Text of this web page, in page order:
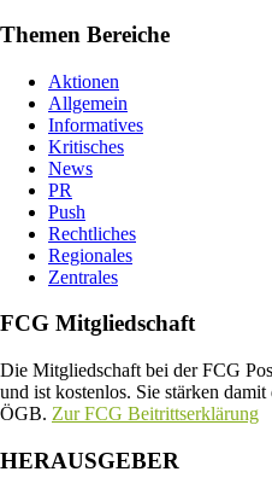
Themen Bereiche
Aktionen
Allgemein
Informatives
Kritisches
News
PR
Push
Rechtliches
Regionales
Zentrales
FCG Mitgliedschaft
Die Mitgliedschaft bei der FCG
und ist kostenlos. Sie stärken
ÖGB. Zur FCG Beitrittserklärung
HERAUSGEBER